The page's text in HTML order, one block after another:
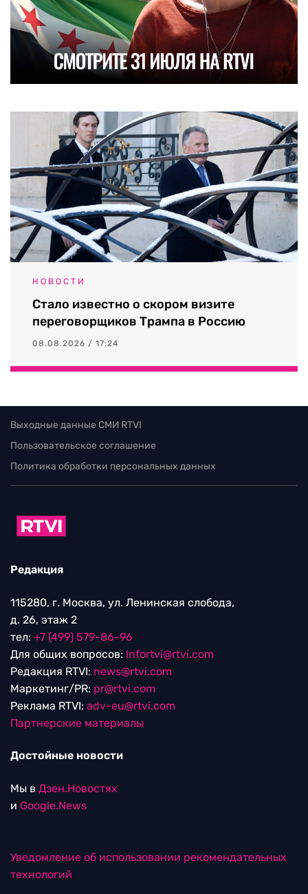
НОВОСТИ
Стало известно о скором визите
переговорщиков Трампа в Россию
08.08.2026 / 17:24
Выходные данные СМИ RTVI
Пользовательское соглашение
Политика обработки персональных данных
Редакция
115280, г. Москва, ул. Ленинская слобода,
д. 26, этаж 2
тел: +7 (499) 579-86-96
Для общих вопросов: Infortvi@rtvi.com
Редакция RTVI: news@rtvi.com
Маркетинг/PR: pr@rtvi.com
Реклама RTVI: adv-eu@rtvi.com
Партнерские материалы
Достойные новости
Мы в Дзен.Новостях
и Google.News
Уведомление об использовании рекомендательных
технологий